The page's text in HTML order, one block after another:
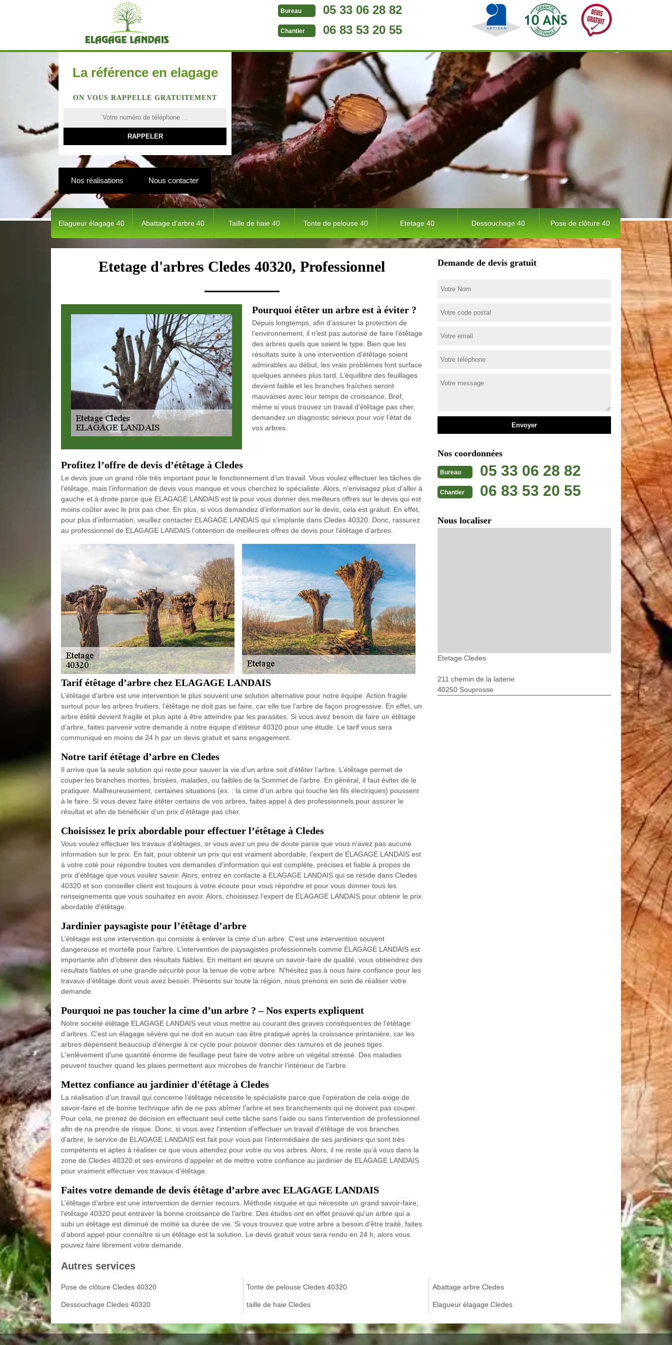
Bureau 05 33 06 28 82
Chantier 06 83 53 20 55
La référence en elagage
ON VOUS RAPPELLE GRATUITEMENT
Nos réalisations Nous contacter
Elagueur élagage 40 Abattage d'arbre 40 Taille de haie 40 Tonte de pelouse 40 Etetage 40 Dessouchage 40 Pose de clôture 40
Etetage d'arbres Cledes 40320, Professionnel
Pourquoi étêter un arbre est à éviter ?
Depuis longtemps, afin d’assurer la protection de
l’environnement, il n’est pas autorisé de faire l’étêtage
des arbres quels que soient le type. Bien que les
résultats suite à une intervention d'étêtage soient
admirables au début, les vrais problèmes font surface
quelques années plus tard. L’équilibre des feuillages
devient faible et les branches fraîches seront
mauvaises avec leur temps de croissance. Bref,
même si vous trouvez un travail d’étêtage pas cher,
demandez un diagnostic sérieux pour voir l’état de
vos arbres.
Profitez l’offre de devis d’étêtage à Cledes
Le devis joue un grand rôle très important pour le fonctionnement d’un travail. Vous voulez effectuer les tâches de
l’étêtage, mais l’information de devis vous manque et vous cherchez le spécialiste. Alors, n’envisagez plus d’aller à
gauche et à droite parce que ELAGAGE LANDAIS est là pour vous donner des meilleurs offres sur le devis qui est
moins coûter avec le prix pas cher. En plus, si vous demandez d’information sur le devis, cela est gratuit. En effet,
pour plus d’information, veuillez contacter ELAGAGE LANDAIS qui s’implante dans Cledes 40320. Donc, rassurez
au professionnel de ELAGAGE LANDAIS l’obtention de meilleures offres de devis pour l’étêtage d’arbres.
Tarif étêtage d’arbre chez ELAGAGE LANDAIS
L’étêtage d’arbre est une intervention le plus souvent une solution alternative pour notre équipe. Action fragile
surtout pour les arbres fruitiers, l’étêtage ne doit pas se faire, car elle tue l’arbre de façon progressive. En effet, un
arbre étêté devient fragile et plus apte à être atteindre par les parasites. Si vous avez besoin de faire un étêtage
d’arbre, faites parvenir votre demande à notre équipe d’étêteur 40320 pour une étude. Le tarif vous sera
communiqué en moins de 24 h par un devis gratuit et sans engagement.
Notre tarif étêtage d’arbre en Cledes
Il arrive que la seule solution qui reste pour sauver la vie d’un arbre soit d’étêter l’arbre. L’étêtage permet de
couper les branches mortes, brisées, malades, ou faibles de la Sommet de l’arbre. En général, il faut éviter de le
pratiquer. Malheureusement, certaines situations (ex. : la cime d’un arbre qui touche les fils électriques) poussent
à le faire. Si vous devez faire étêter certains de vos arbres, faites appel à des professionnels pour assurer le
résultat et afin de bénéficier d’un prix d’étêtage pas cher.
Choisissez le prix abordable pour effectuer l’étêtage à Cledes
Vous voulez effectuer les travaux d’étêtages, or vous avez un peu de doute parce que vous n’avez pas aucune
information sur le prix. En fait, pour obtenir un prix qui est vraiment abordable, l’expert de ELAGAGE LANDAIS est
à votre coté pour répondre toutes vos demandes d’information qui est complète, précises et fiable à propos de
prix d’étêtage que vous voulez savoir. Alors, entrez en contacte à ELAGAGE LANDAIS qui se réside dans Cledes
40320 et son conseiller client est toujours à votre écoute pour vous répondre et pour vous donner tous les
renseignements que vous souhaitez en avoir. Alors, choisissez l’expert de ELAGAGE LANDAIS pour obtenir le prix
abordable d’étêtage.
Jardinier paysagiste pour l’étêtage d’arbre
L’étêtage est une intervention qui consiste à enlever la cime d’un arbre. C'est une intervention souvent
dangereuse et mortelle pour l'arbre. L’intervention de paysagistes professionnels comme ELAGAGE LANDAIS est
importante afin d'obtenir des résultats fiables. En mettant en œuvre un savoir-faire de qualité, vous obtiendrez des
résultats fiables et une grande sécurité pour la tenue de votre arbre. N'hésitez pas à nous faire confiance pour les
travaux d'étêtage dont vous avez besoin. Présents sur toute la région, nous prenons en soin de réaliser votre
demande.
Pourquoi ne pas toucher la cime d’un arbre ? – Nos experts expliquent
Notre société étêtage ELAGAGE LANDAIS veut vous mettre au courant des graves conséquences de l’étêtage
d’arbres. C’est un élagage sévère qui ne doit en aucun cas être pratiqué après la croissance printanière, car les
arbres dépensent beaucoup d'énergie à ce cycle pour pouvoir donner des ramures et de jeunes tiges.
L'enlèvement d'une quantité énorme de feuillage peut faire de votre arbre un végétal stressé. Des maladies
peuvent toucher quand les plaies permettent aux microbes de franchir l’intérieur de l'arbre.
Mettez confiance au jardinier d'étêtage à Cledes
La réalisation d’un travail qui concerne l’étêtage nécessite le spécialiste parce que l’opération de cela exige de
savoir-faire et de bonne technique afin de ne pas abîmer l’arbre et ses branchements qui ne doivent pas couper.
Pour cela, ne prenez de décision en effectuant seul cette tâche sans l’aide ou sans l’intervention de professionnel
afin de na prendre de risque. Donc, si vous avez l'intention d'effectuer un travail d'étêtage de vos branches
d'arbre, le service de ELAGAGE LANDAIS est fait pour vous par l’intermédiaire de ses jardiniers qui sont très
compétents et aptes à réaliser ce que vous attendez pour votre ou vos arbres. Alors, il ne reste qu’à vous dans la
zone de Cledes 40320 et ses environs d’appeler et de mettre votre confiance au jardinier de ELAGAGE LANDAIS
pour vraiment effectuer vos travaux d’étêtage.
Faites votre demande de devis étêtage d’arbre avec ELAGAGE LANDAIS
L’étêtage d’arbre est une intervention de dernier recours. Méthode risquée et qui nécessite un grand savoir-faire,
l'étêtage 40320 peut entraver la bonne croissance de l'arbre. Des études ont en effet prouvé qu'un arbre qui a
subi un étêtage est diminué de moitié sa durée de vie. Si vous trouvez que votre arbre a besoin d'être traité, faites
d'abord appel pour connaître si un étêtage est la solution. Le devis gratuit vous sera rendu en 24 h, alors vous
pouvez faire librement votre demande.
Demande de devis gratuit
Nos coordonnées
Bureau 05 33 06 28 82
Chantier 06 83 53 20 55
Nous localiser
Etetage Cledes
211 chemin de la laiterie
40250 Souprosse
Autres services
Pose de clôture Cledes 40320
Dessouchage Cledes 40320
Tonte de pelouse Cledes 40320
taille de haie Cledes
Abattage arbre Cledes
Elagueur élagage Cledes